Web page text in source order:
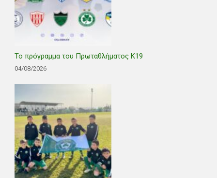
Το πρόγραμμα του Πρωταθλήματος Κ19
04/08/2026